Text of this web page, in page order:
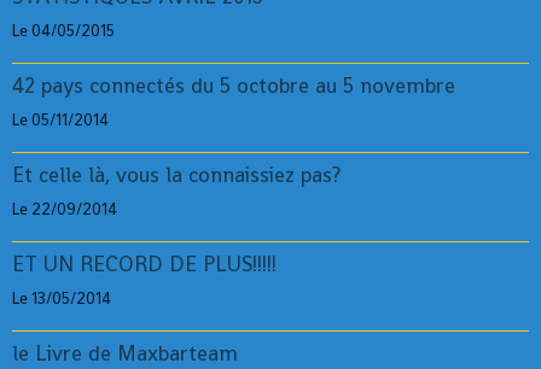
Le 04/05/2015
42 pays connectés du 5 octobre au 5 novembre
Le 05/11/2014
Et celle là, vous la connaissiez pas?
Le 22/09/2014
ET UN RECORD DE PLUS!!!!!
Le 13/05/2014
le Livre de Maxbarteam